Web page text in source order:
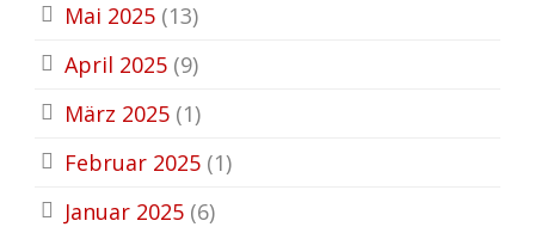
Mai 2025 (13)
April 2025 (9)
März 2025 (1)
Februar 2025 (1)
Januar 2025 (6)